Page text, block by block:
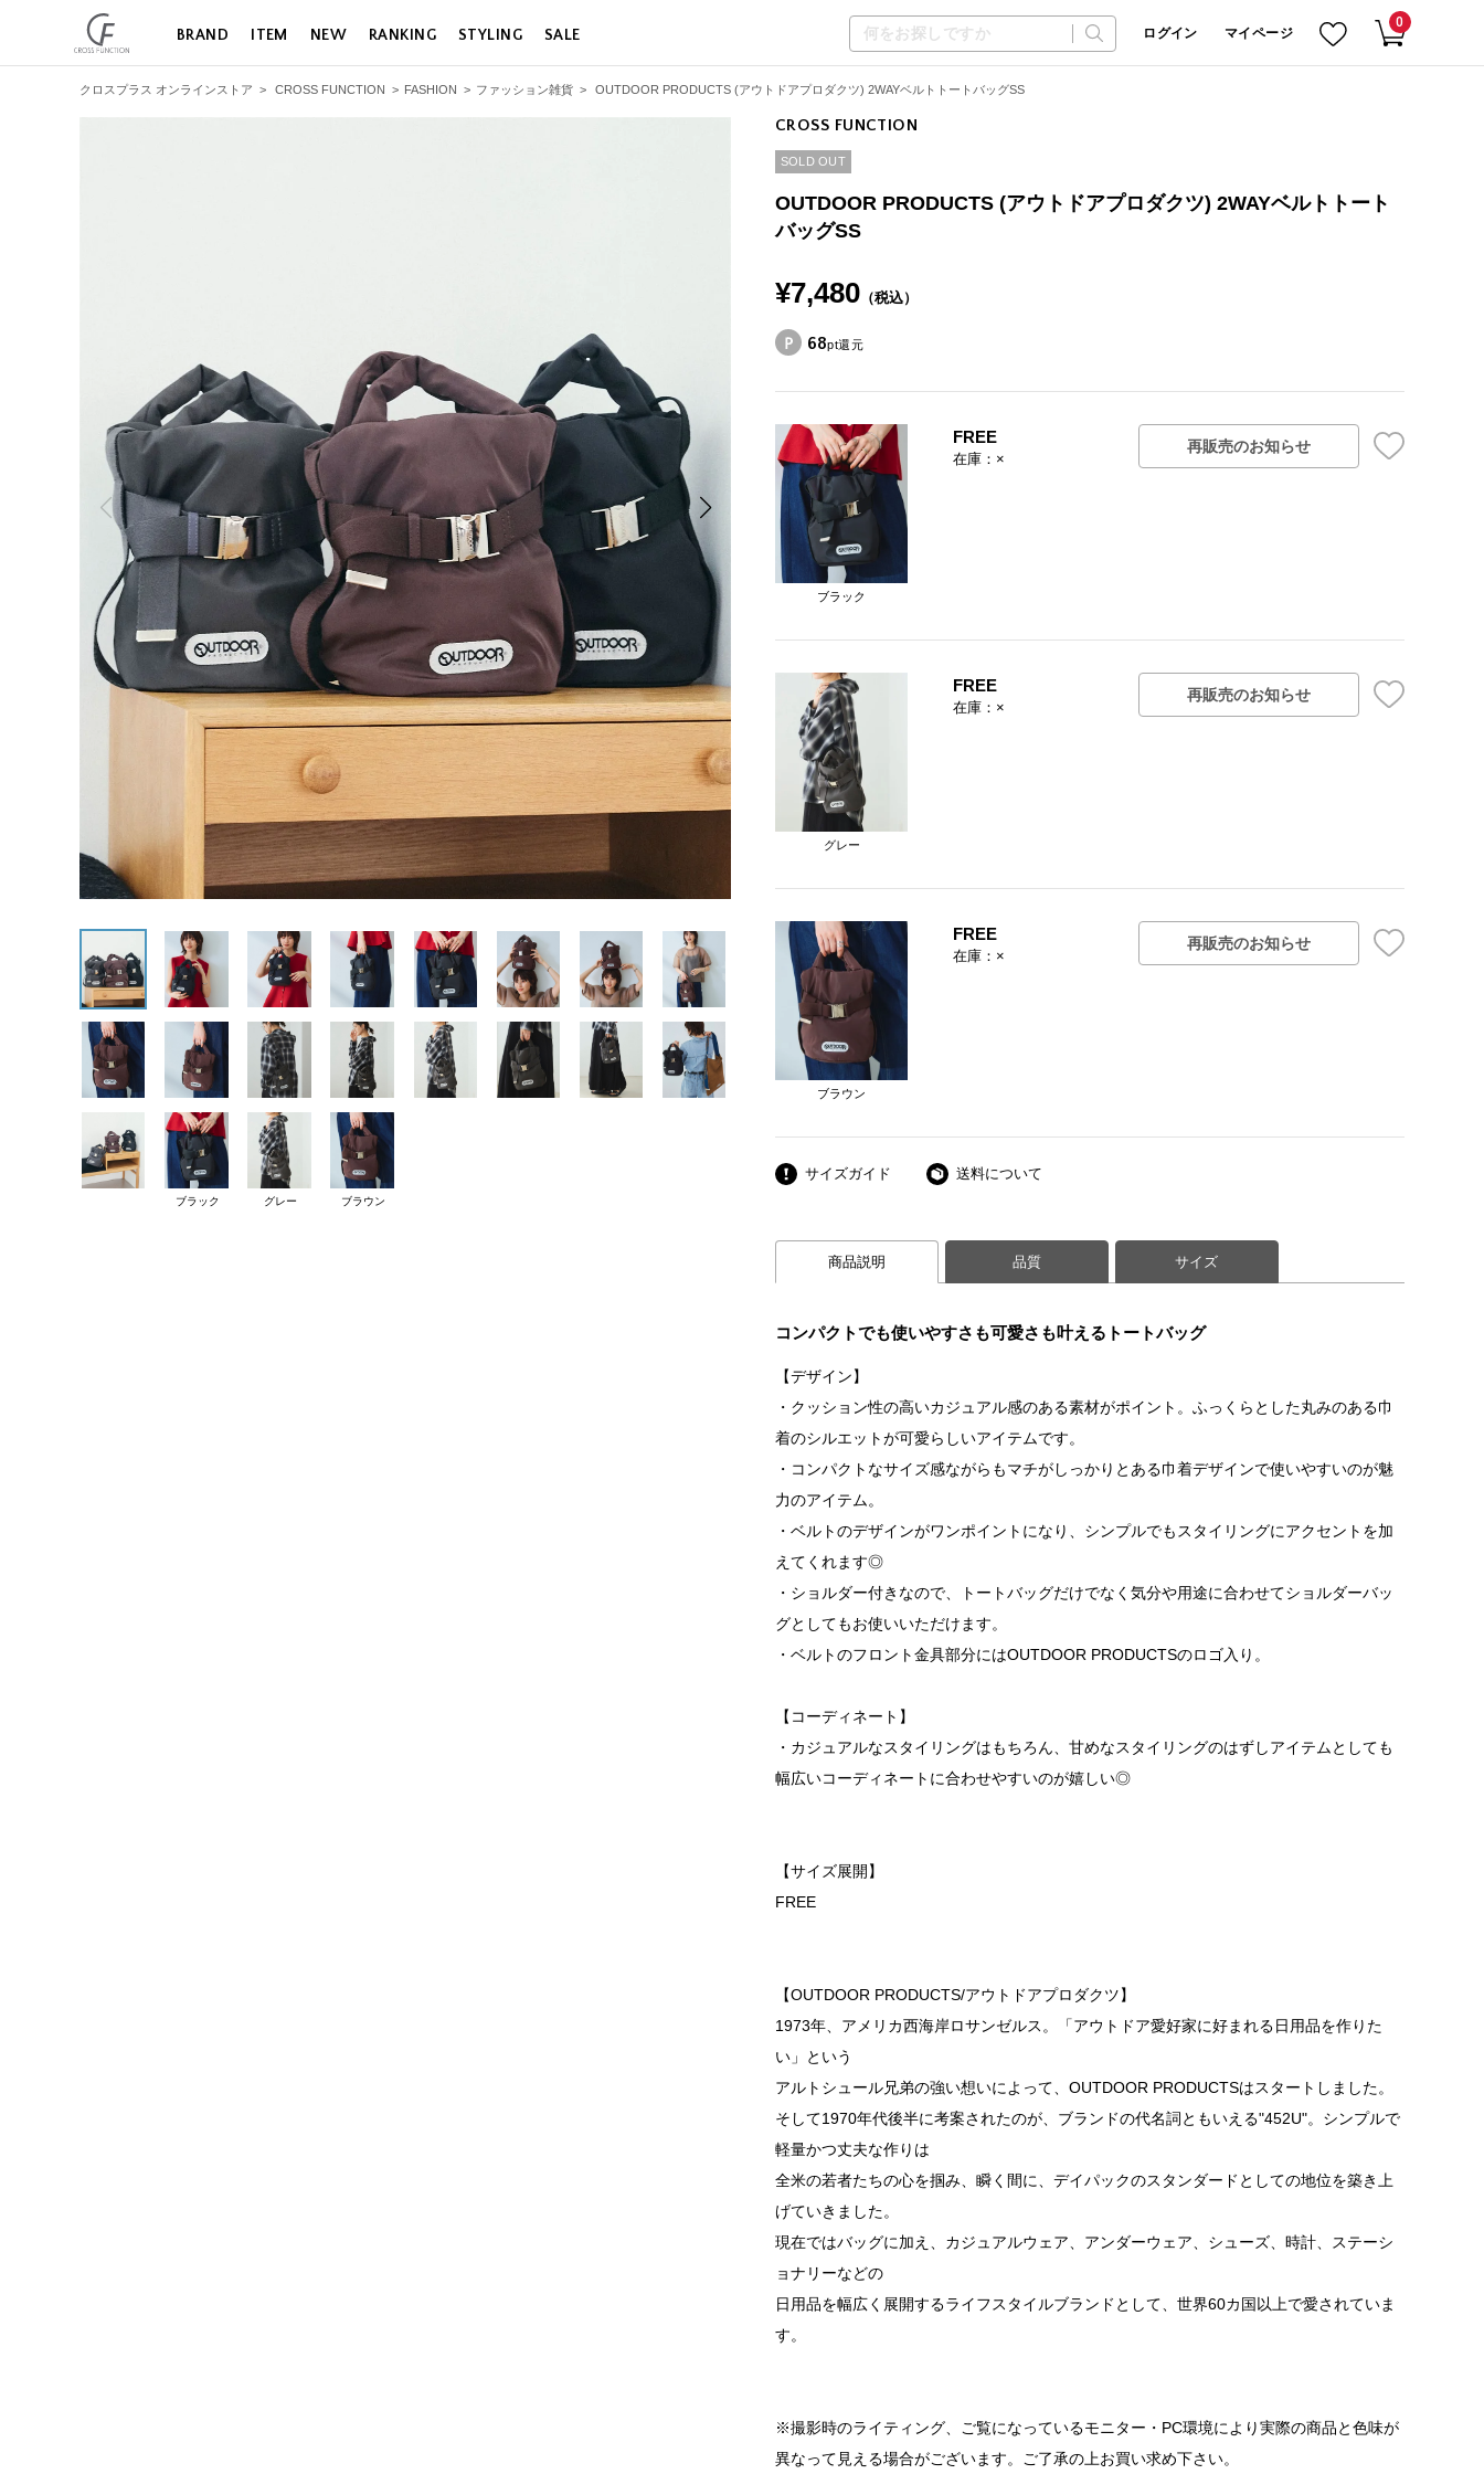
BRAND ITEM NEW RANKING STYLING SALE ログイン マイページ
0
クロスプラス オンラインストア > CROSS FUNCTION > FASHION > ファッション雑貨 > OUTDOOR PRODUCTS (アウトドアプロダクツ) 2WAYベルトトートバッグSS
ブラック グレー ブラウン
CROSS FUNCTION
SOLD OUT
OUTDOOR PRODUCTS (アウトドアプロダクツ) 2WAYベルトトート
バッグSS
¥7,480 （税込）
68pt還元
ブラック
FREE
在庫：×
再販売のお知らせ
グレー
FREE
在庫：×
再販売のお知らせ
ブラウン
FREE
在庫：×
再販売のお知らせ
サイズガイド 送料について
商品説明 品質 サイズ
コンパクトでも使いやすさも可愛さも叶えるトートバッグ
【デザイン】
・クッション性の高いカジュアル感のある素材がポイント。ふっくらとした丸みのある巾
着のシルエットが可愛らしいアイテムです。
・コンパクトなサイズ感ながらもマチがしっかりとある巾着デザインで使いやすいのが魅
力のアイテム。
・ベルトのデザインがワンポイントになり、シンプルでもスタイリングにアクセントを加
えてくれます◎
・ショルダー付きなので、トートバッグだけでなく気分や用途に合わせてショルダーバッ
グとしてもお使いいただけます。
・ベルトのフロント金具部分にはOUTDOOR PRODUCTSのロゴ入り。
【コーディネート】
・カジュアルなスタイリングはもちろん、甘めなスタイリングのはずしアイテムとしても
幅広いコーディネートに合わせやすいのが嬉しい◎
【サイズ展開】
FREE
【OUTDOOR PRODUCTS/アウトドアプロダクツ】
1973年、アメリカ西海岸ロサンゼルス。「アウトドア愛好家に好まれる日用品を作りた
い」という
アルトシュール兄弟の強い想いによって、OUTDOOR PRODUCTSはスタートしました。
そして1970年代後半に考案されたのが、ブランドの代名詞ともいえる"452U"。シンプルで
軽量かつ丈夫な作りは
全米の若者たちの心を掴み、瞬く間に、デイパックのスタンダードとしての地位を築き上
げていきました。
現在ではバッグに加え、カジュアルウェア、アンダーウェア、シューズ、時計、ステーシ
ョナリーなどの
日用品を幅広く展開するライフスタイルブランドとして、世界60カ国以上で愛されていま
す。
※撮影時のライティング、ご覧になっているモニター・PC環境により実際の商品と色味が
異なって見える場合がございます。ご了承の上お買い求め下さい。